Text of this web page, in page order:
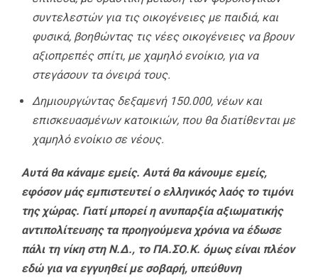
συντελεστών για τις οικογένειες με παιδιά, και
φυσικά, βοηθώντας τις νέες οικογένειες να βρουν
αξιοπρεπές σπίτι, με χαμηλό ενοίκιο, για να
στεγάσουν τα όνειρά τους.
Δημιουργώντας δεξαμενή 150.000, νέων και
επισκευασμένων κατοικιών, που θα διατίθενται με
χαμηλό ενοίκιο σε νέους.
Αυτά θα κάναμε εμείς. Αυτά θα κάνουμε εμείς,
εφόσον μάς εμπιστευτεί ο ελληνικός λαός το τιμόνι
της χώρας. Γιατί μπορεί η ανυπαρξία αξιωματικής
αντιπολίτευσης τα προηγούμενα χρόνια να έδωσε
πάλι τη νίκη στη Ν.Δ., το ΠΑ.ΣΟ.Κ. όμως είναι πλέον
εδώ για να εγγυηθεί με σοβαρή, υπεύθυνη